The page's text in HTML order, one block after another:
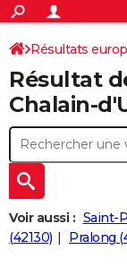
ACTUALITÉS
Politique
Société
Faits Divers
Education
Monde
Villes
+
SPORT
Coupe du monde
Football
Tennis
Cyclisme
Rugby
Forum
CULTURE
Programme TV
TNT
Streaming
Cinéma
Sorties cinéma
Musique
+
FINANCE
Retraite
Impôts
Epargne
Immobilier
Risques naturels
Banque
Assurance
Crédit
AUTO
Essais
Réserver un essai
Citadines
Berlines
SUV
Forum auto
+
HIGH-TECH
Mobiles
Meilleur smartphone
Internet
Ordinateurs
Jeux vidéo
Guide high-tech
+
BRICOLAGE
Résultats
Résultat
Chalain-
Voir aussi : Saint-
(42130)
Pralong